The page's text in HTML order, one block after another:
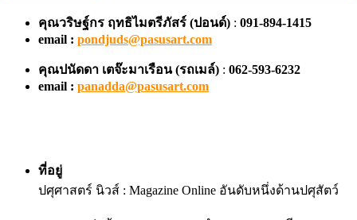
คุณวริษฐ์กร ฤทธิไมตรีภัสร์ (ปอนด์) : 091-894-1415
email : pondjuds@pasusart.com
คุณปนัดดา เตจ๊ะมาเรือน (รถเมล์) : 062-593-6232
email : panadda@pasusart.com
ที่อยู่
ปศุศาสตร์ นิวส์ : Magazine Online อันดับหนึ่งด้านปศุสัตว์